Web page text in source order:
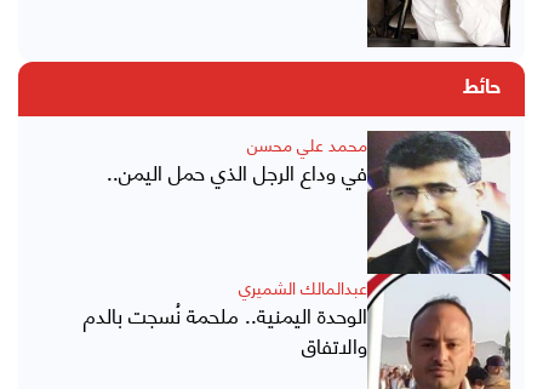
حائط
محمد علي محسن
في وداع الرجل الذي حمل اليمن..
عبدالمالك الشميري
الوحدة اليمنية.. ملحمة نُسجت بالدم
والاتفاق